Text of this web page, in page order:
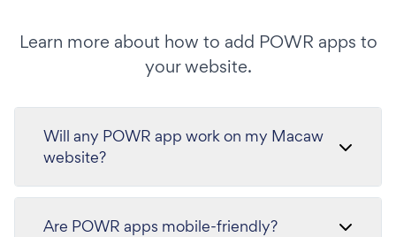
Learn more about how to add POWR apps to
your website.
Will any POWR app work on my Macaw
website?
Are POWR apps mobile-friendly?